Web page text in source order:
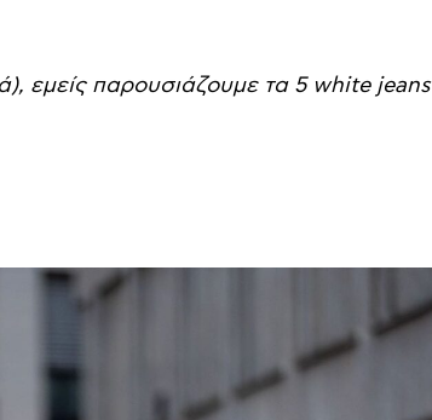
εμείς παρουσιάζουμε τα 5 white jeans